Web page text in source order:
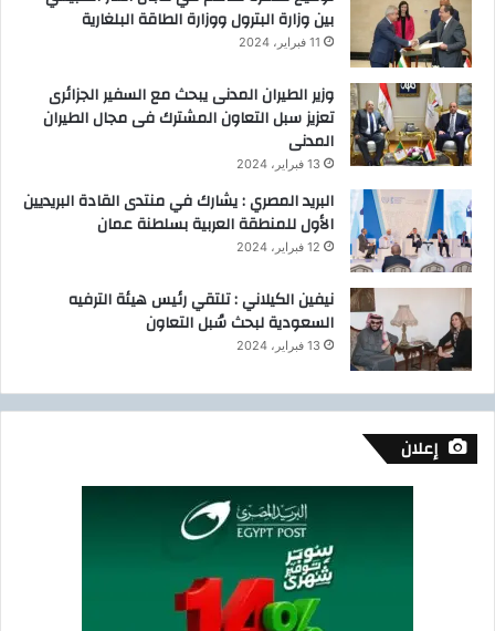
بين وزارة البترول ووزارة الطاقة البلغارية
11 فبراير، 2024
وزير الطيران المدنى يبحث مع السفير الجزائرى
تعزيز سبل التعاون المشترك فى مجال الطيران
المدنى
13 فبراير، 2024
البريد المصري : يشارك في منتدى القادة البريديين
الأول للمنطقة العربية بسلطنة عمان
12 فبراير، 2024
نيفين الكيلاني : تلتقي رئيس هيئة الترفيه
السعودية لبحث سُبل التعاون
13 فبراير، 2024
إعلان